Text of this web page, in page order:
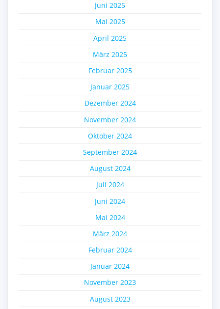
Juni 2025
Mai 2025
April 2025
März 2025
Februar 2025
Januar 2025
Dezember 2024
November 2024
Oktober 2024
September 2024
August 2024
Juli 2024
Juni 2024
Mai 2024
März 2024
Februar 2024
Januar 2024
November 2023
August 2023